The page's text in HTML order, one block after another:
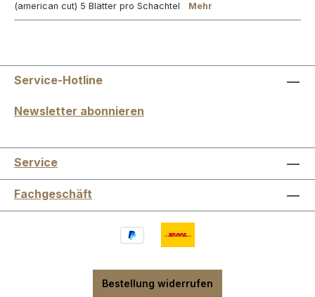
(american cut) 5 Blätter pro Schachtel Mehr
Service-Hotline
Newsletter abonnieren
Service
Fachgeschäft
Bestellung widerrufen